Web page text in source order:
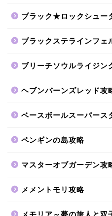
ブラック★ロックシュー
ブラックステラインフェ
ブリーチソウルライジン
ヘブンバーンズレッド攻
ベースボールスーパース
ペンギンの島攻略
マスターオブガーデン攻
メメントモリ攻略
メモリア～夢の旅人と双